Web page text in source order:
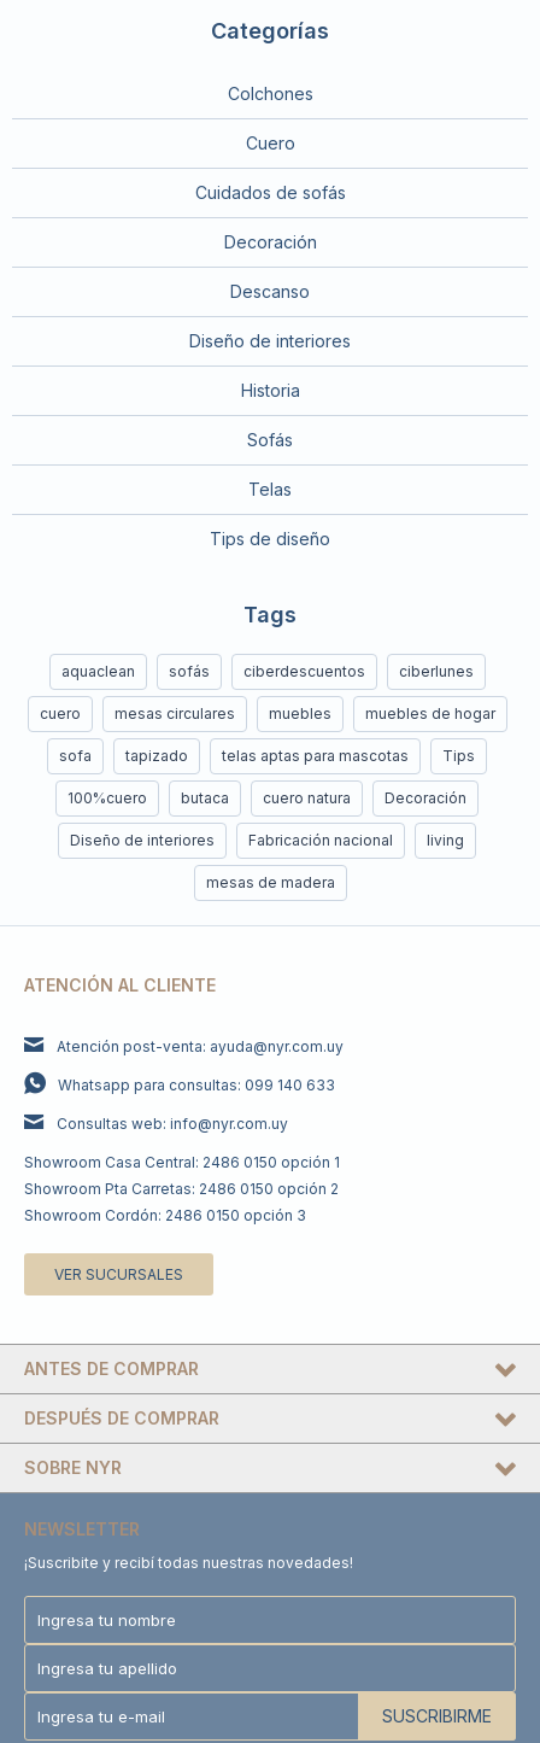
Categorías
Colchones
Cuero
Cuidados de sofás
Decoración
Descanso
Diseño de interiores
Historia
Sofás
Telas
Tips de diseño
Tags
aquaclean sofás ciberdescuentos ciberlunes
cuero mesas circulares muebles muebles de hogar
sofa tapizado telas aptas para mascotas Tips
100%cuero butaca cuero natura Decoración
Diseño de interiores Fabricación nacional living
mesas de madera
ATENCIÓN AL CLIENTE
Atención post-venta: ayuda@nyr.com.uy
Whatsapp para consultas: 099 140 633
Consultas web: info@nyr.com.uy
Showroom Casa Central: 2486 0150 opción 1
Showroom Pta Carretas: 2486 0150 opción 2
Showroom Cordón: 2486 0150 opción 3
VER SUCURSALES
DESPUÉS DE COMPRAR
SOBRE NYR
ANTES DE COMPRAR
NEWSLETTER
¡Suscribite y recibí todas nuestras novedades!
SUSCRIBIRME